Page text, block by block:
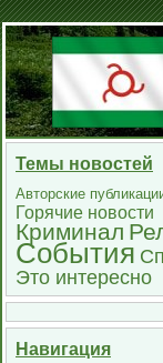
Темы новостей
Авторские
Горячие новости
Криминал
События
Это интересно
Навигация